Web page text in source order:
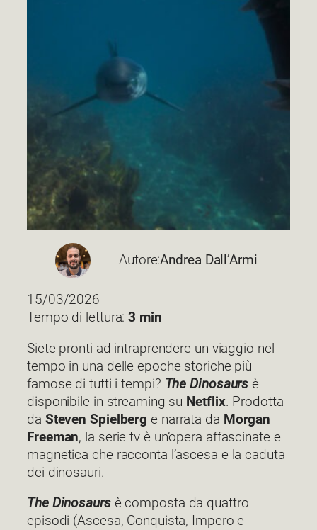
Autore:Andrea Dall’Armi
15/03/2026
Tempo di lettura:3 min
Siete pronti ad intraprendere un viaggio nel
tempo in una delle epoche storiche più
famose di tutti i tempi? The Dinosaurs è
disponibile in streaming su Netflix. Prodotta
da Steven Spielberg e narrata da Morgan
Freeman, la serie tv è un’opera affascinate e
magnetica che racconta l’ascesa e la caduta
dei dinosauri.
The Dinosaursè composta da quattro
episodi (Ascesa, Conquista, Impero e